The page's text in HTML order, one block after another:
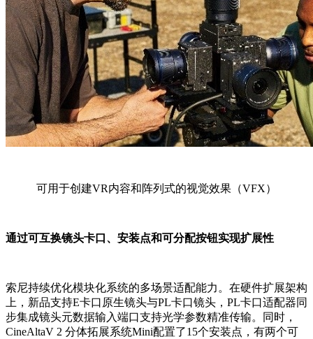
可用于创建VR内容和阵列式的视觉效果（VFX）
通过可互换镜头卡口、安装点和可分配按钮实现扩展性
索尼持续优化模块化系统的多场景适配能力。在硬件扩展架构
上，新品支持E卡口原生镜头与PL卡口镜头，PL卡口适配器同
步集成镜头元数据输入端口支持光学参数精准传输。同时，
CineAltaV 2 分体拓展系统Mini配置了15个安装点，有两个可